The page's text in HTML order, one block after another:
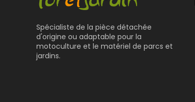
Spécialiste de la pièce détachée
d'origine ou adaptable pour la
motoculture et le matériel de parcs et
jardins.